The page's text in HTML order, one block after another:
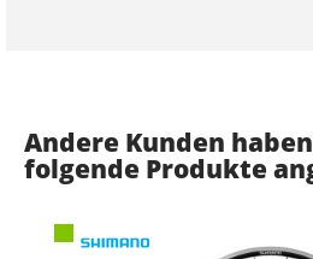
Andere Kunden
folgende Produkte